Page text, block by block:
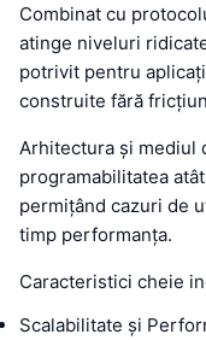
Combinat cu
atinge niveluri
potrivit pentru
construite fără
Arhitectura și mediul
programabilitatea
permițând cazuri de
timp performanța.
Caracteristici cheie
Scalabilitate și